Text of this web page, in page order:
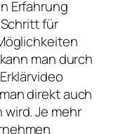
Erfahrung
für
man durch
direkt auch
Je mehr